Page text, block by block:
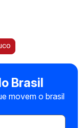
Brasil
movem o brasil